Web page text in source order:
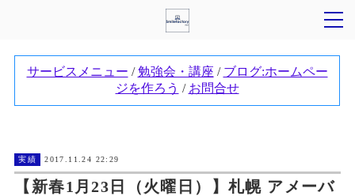
実績 2017.11.24 22:29
【新春1月23日（火曜日）】札幌 アメーバ